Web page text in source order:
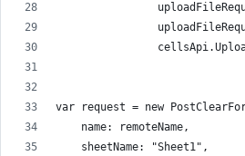
var request = new
    name: remoteName,
    sheetName: "Sheet1",